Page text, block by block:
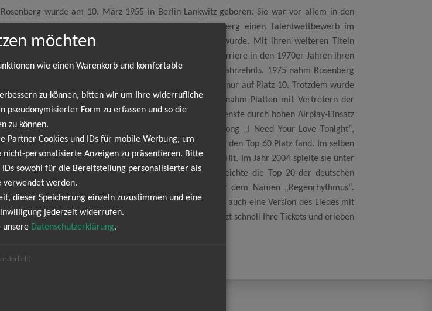
wurde am 10. März 1955 in Berlin-Lankwitz geboren. Sie war vor allem in den
Im Alter von vierzehn Jahren gewann Rosenberg einen Talentwettbewerb im
Mr. Paul McCartney auf, die ihr erster Erfolg wurde. Mit ihren weiteren Titeln
zu mir“ (1975) und „Marleen“ (1976) erreichte ihre Karriere in den 1970er Jahren ihren
zu einem der erfolgreichsten Schlagerstars des Jahrzehnts. 1975 nahm Rosenberg
teil, platzierte sich aber mit ihrem Lied Er gehört zu mir nur auf Platz 10. Trotzdem wurde
Hit nach dem anderen, wirkte bei Filmen mit und nahm Platten mit Vertretern der
Hits „Er gehört zu mir“ als Single veröffentlicht und lenkte durch hohen Airplay-Einsatz
der Fernsehserie Rivalen der Rennbahn den Song „I Need Your Love Tonight“,
einen Überraschungserfolg, so dass das Lied unter den Top 60 Platz fand. Im selben
der ersten Singleauskopplung „Ich denk an Dich“ einen Hit. Im Jahr 2004 spielte sie unter
in völlig neuen Arrangements ein. Das Album erreichte die Top 20 der deutschen
sie ein neues Album mit 13 Titeln unter dem Namen „Regenrhythmus“.
Brigitte der Berliner Band „Wir sind Helden“, auf der auch eine Version des Liedes mit
Deutschlands zu sehen sein, also sichern Sie sich jetzt schnell Ihre Tickets und erleben
möchten
wie einen Warenkorb und komfortable
zu können, bitten wir um Ihre widerrufliche
pseudonymisierter Form zu erfassen und so die
zu können.
Partner Cookies und IDs für mobile Werbung, um
nicht-personalisierte Anzeigen zu präsentieren. Bitte
IDs sowohl für die Bereitstellung personalisierter als
werden.
dieser Speicherung einzeln zuzustimmen und eine
jederzeit widerrufen.
unsere Datenschutzerklärung.